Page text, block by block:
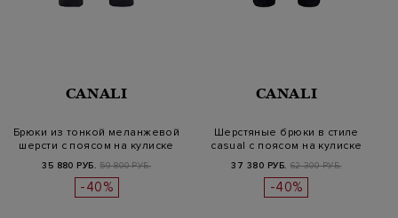
CANALI
Брюки из тонкой меланжевой
шерсти с поясом на кулиске
35 880 РУБ. 59 800 РУБ.
-40%
CANALI
Шерстяные брюки в стиле
casual с поясом на кулиске
37 380 РУБ. 62 300 РУБ.
-40%